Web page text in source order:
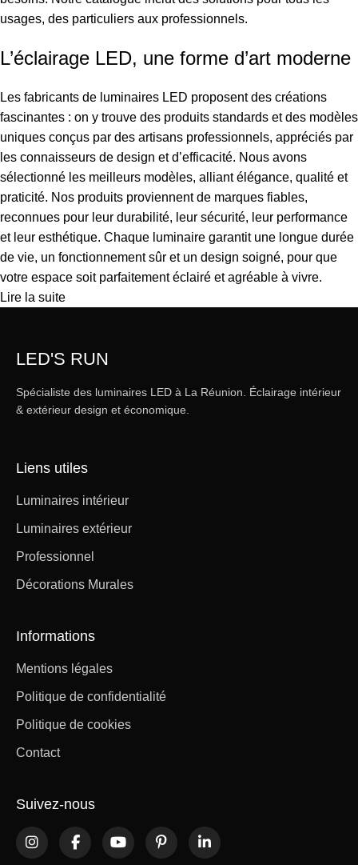
usages, des particuliers aux professionnels.
L’éclairage LED, une forme d’art moderne
Les fabricants de luminaires LED proposent des créations
fascinantes : on y trouve des produits standards et des modèles
uniques conçus par des artisans professionnels, appréciés par
les connaisseurs de design et d’efficacité. Nous avons
sélectionné les meilleurs modèles, alliant élégance, qualité et
praticité. Nos produits proviennent de marques fiables,
reconnues pour leur durabilité, leur sécurité, leur performance
et leur esthétique. Chaque luminaire garantit une longue durée
de vie, un fonctionnement sûr et un design soigné, pour que
votre espace soit parfaitement éclairé et agréable à vivre.
Lire la suite
LED'S RUN
Spécialiste des luminaires LED à La Réunion. Éclairage intérieur
& extérieur design et économique.
Liens utiles
Luminaires intérieur
Luminaires extérieur
Professionnel
Décorations Murales
Informations
Mentions légales
Politique de confidentialité
Politique de cookies
Contact
Suivez-nous